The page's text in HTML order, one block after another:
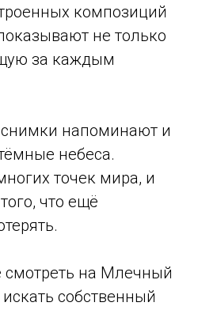
композиций
не только
за каждым
снимки напоминают и
небеса.
точек мира, и
что ещё
смотреть на Млечный
собственный